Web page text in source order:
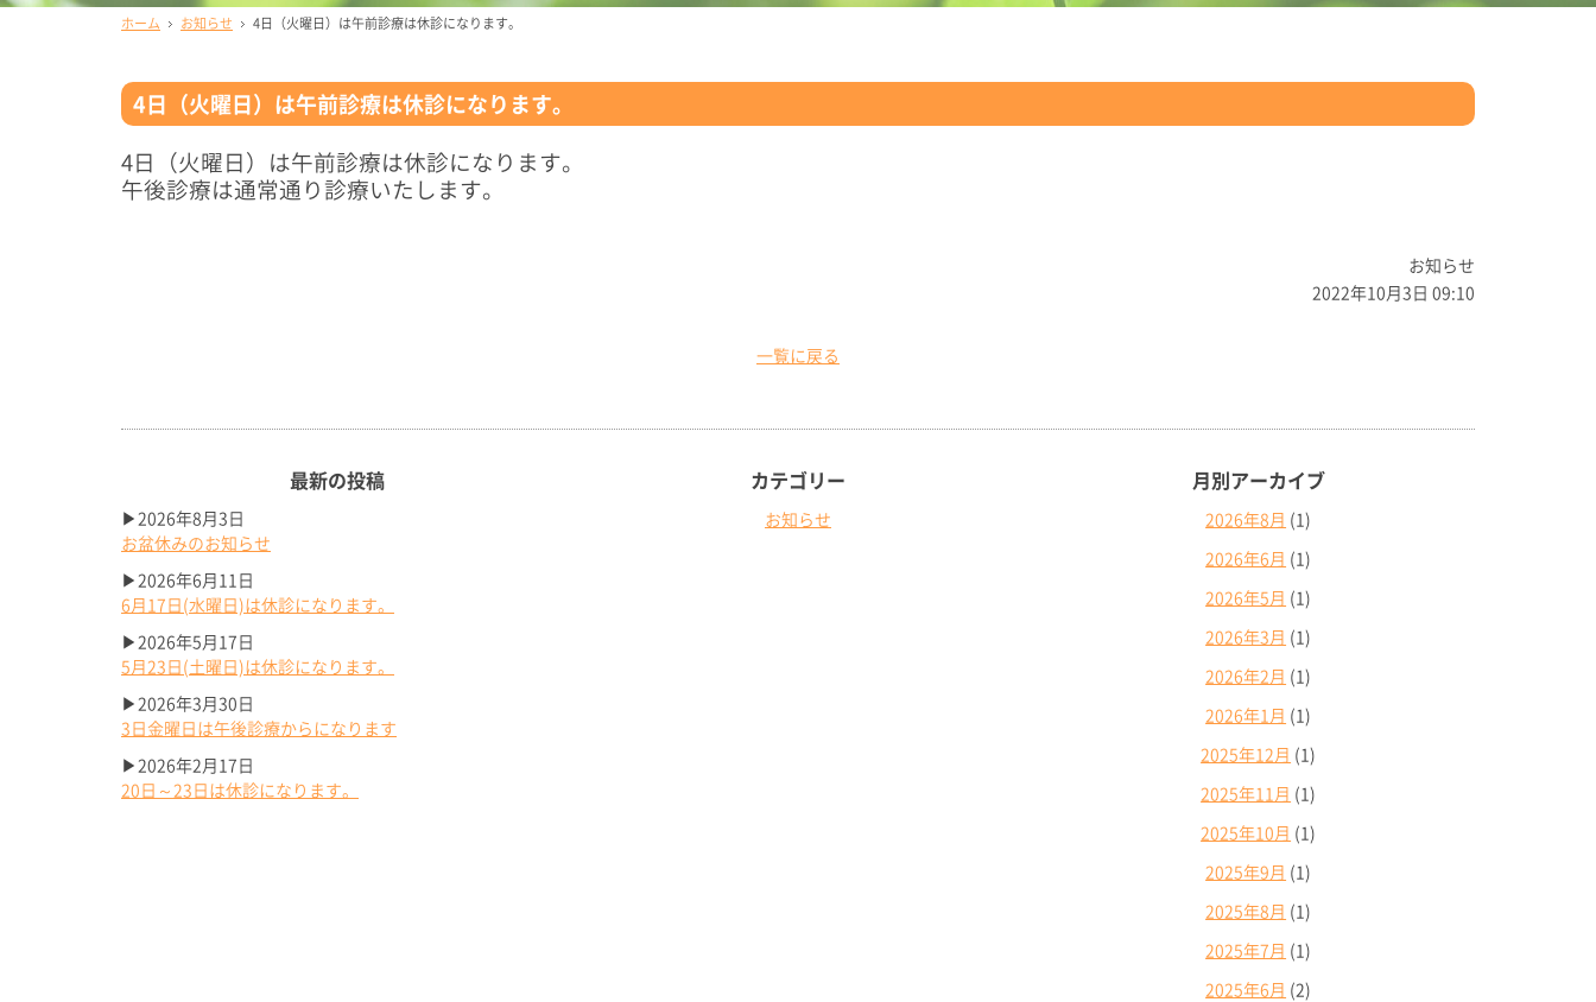
ホーム お知らせ 4日（火曜日）は午前診療は休診になります。
4日（火曜日）は午前診療は休診になります。
4日（火曜日）は午前診療は休診になります。
午後診療は通常通り診療いたします。
お知らせ
2022年10月3日 09:10
一覧に戻る
最新の投稿
▶2026年8月3日
お盆休みのお知らせ
▶2026年6月11日
6月17日(水曜日)は休診になります。
▶2026年5月17日
5月23日(土曜日)は休診になります。
▶2026年3月30日
3日金曜日は午後診療からになります
▶2026年2月17日
20日～23日は休診になります。
カテゴリー
お知らせ
月別アーカイブ
2026年8月 (1)
2026年6月 (1)
2026年5月 (1)
2026年3月 (1)
2026年2月 (1)
2026年1月 (1)
2025年12月 (1)
2025年11月 (1)
2025年10月 (1)
2025年9月 (1)
2025年8月 (1)
2025年7月 (1)
2025年6月 (2)